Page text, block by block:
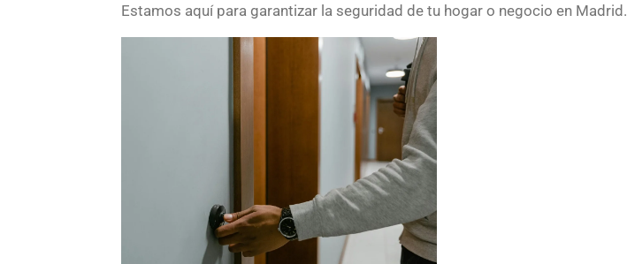
Estamos aquí para garantizar la seguridad de tu hogar o negocio en Madrid.